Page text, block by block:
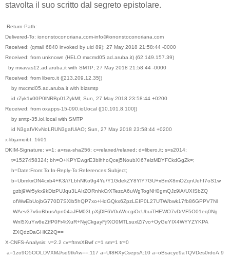
stavolta il suo scritto dal segreto epistolare.
Return-Path:
Delivered-To: iononstoconoriana.com-info@iononstoconoriana.com
Received: (qmail 6840 invoked by uid 89); 27 May 2018 21:58:44 -0000
Received: from unknown (HELO mxcmd05.ad.aruba.it) (62.149.157.39)
by mxavas12.ad.aruba.it with SMTP; 27 May 2018 21:58:44 -0000
Received: from libero.it ([213.209.12.35])
by mxcmd05.ad.aruba.it with bizsmtp
id rZyk1x00P0lNRBp01ZykMf; Sun, 27 May 2018 23:58:44 +0200
Received: from oxapps-15-090.iol.local ([10.101.8.100])
by smtp-35.iol.local with SMTP
id N3gafVKvNoLRUN3gafUiAO; Sun, 27 May 2018 23:58:44 +0200
x-libjamoibt: 1601
DKIM-Signature: v=1; a=rsa-sha256; c=relaxed/relaxed; d=libero.it; s=s2014;
t=1527458324; bh=O+KPYEwgrE3blhhoQcej5NoubXI67elzMDYFCkdGgZk=;
h=Date:From:To:In-Reply-To:References:Subject;
b=UbmkxON4cxb4+K3/i7LbhNKo9g4Yu/Y1GdekZY8YlY7GU+xBmX8mOZqnUehI7oS1w
gzbj9Wr5ykx9kDizPUJqu3LAIrZORnhkCrXTezcA6uWgTogNH0gmQJz9lA/UXISbZQ
ofWwEbUojbG770D7SXlb5hQP7xo+HdGQkx6ZpzLEIP0L27UTW/bwk17fb86GPPV7Nl
WAev37v6oBbusApn04aJFM03LpXjDlF6V0uWocgiOcUbuiTHEWO7vDrVF5O01eq0Ng
Wnl5XuYw6eZtfP0Fr4tXuR+NyjCkgayFjfXO0MTLsuxlZi7vo+OyGeYIX4WYYZYKPA
ZXQdzDaGHKZ2Q==
X-CNFS-Analysis: v=2.2 cv=ftmsXBwf c=1 sm=1 tr=0
a=1zo9O5OOLDVXMJ/sd9tkAw==:117 a=UI8RXyCsepsA:10 a=oBsacye9aTQVDes0rdoA:9